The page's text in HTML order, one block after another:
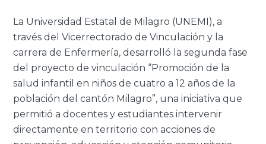
La Universidad Estatal de Milagro (UNEMI), a
través del Vicerrectorado de Vinculación y la
carrera de Enfermería, desarrolló la segunda fase
del proyecto de vinculación “Promoción de la
salud infantil en niños de cuatro a 12 años de la
población del cantón Milagro”, una iniciativa que
permitió a docentes y estudiantes intervenir
directamente en territorio con acciones de